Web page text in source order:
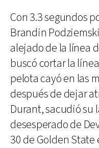
Con 3.3 segundos
Brandin
alejado de la línea
buscó cortar la
pelota cayó en las
después de dejar
Durant, sacudió
desesperado de
30 de Golden